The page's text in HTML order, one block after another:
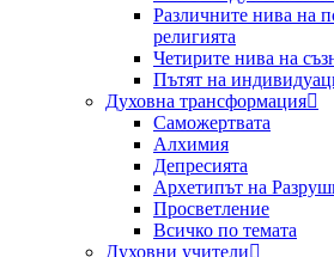
Различните нива на
религията
Четирите нива на
Пътят на
Духовна трансформация
Саможертвата
Алхимия
Депресията
Архетипът на
Просветление
Всичко по темата
Духовни учители